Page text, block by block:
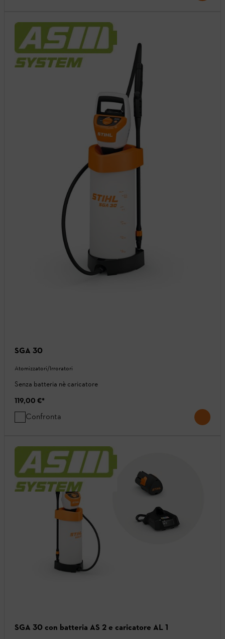
SGA 30
Atomizzatori/Irroratori
Senza batteria nè caricatore
119,00 €*
Confronta
SGA 30 con batteria AS 2 e caricatore AL 1